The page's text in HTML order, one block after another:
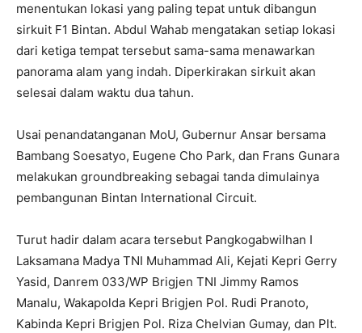
menentukan lokasi yang paling tepat untuk dibangun
sirkuit F1 Bintan. Abdul Wahab mengatakan setiap lokasi
dari ketiga tempat tersebut sama-sama menawarkan
panorama alam yang indah. Diperkirakan sirkuit akan
selesai dalam waktu dua tahun.
Usai penandatanganan MoU, Gubernur Ansar bersama
Bambang Soesatyo, Eugene Cho Park, dan Frans Gunara
melakukan groundbreaking sebagai tanda dimulainya
pembangunan Bintan International Circuit.
Turut hadir dalam acara tersebut Pangkogabwilhan I
Laksamana Madya TNI Muhammad Ali, Kejati Kepri Gerry
Yasid, Danrem 033/WP Brigjen TNI Jimmy Ramos
Manalu, Wakapolda Kepri Brigjen Pol. Rudi Pranoto,
Kabinda Kepri Brigjen Pol. Riza Chelvian Gumay, dan Plt.